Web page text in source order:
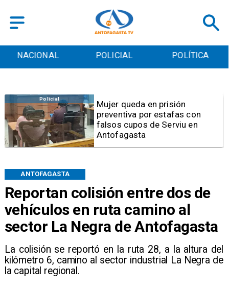
POLICIAL POLÍTICA CULTURA
Reportan colisión entre dos de
vehículos en ruta camino al
sector La Negra de Antofagasta
La colisión se reportó en la ruta 28, a la altura del
kilómetro 6, camino al sector industrial La Negra de
la capital regional.
ANTOFAGASTA
Videos
Video | Choferes del
TransAntofagasta piden
sistema mixto de pago